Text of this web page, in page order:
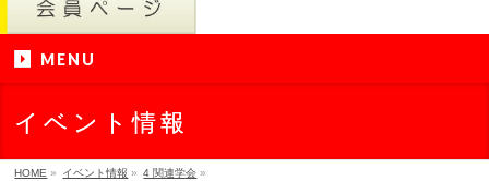
MENU
イベント情報
HOME » イベント情報 » 4 関連学会 »